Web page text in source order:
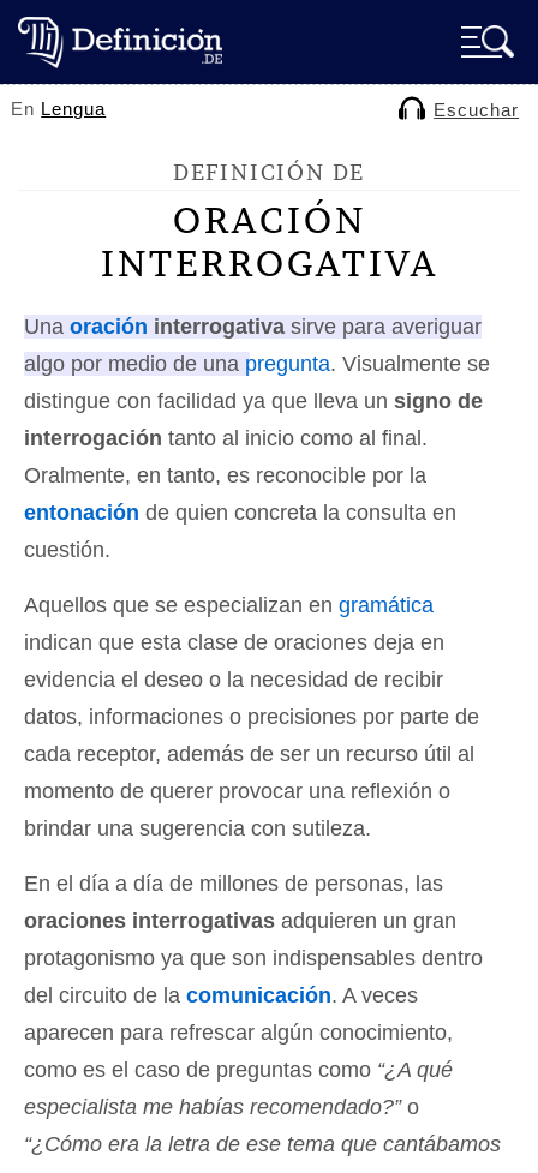
En Lengua Escuchar
DEFINICIÓN DE
ORACIÓN
INTERROGATIVA
Una oración interrogativa sirve para averiguar
algo por medio de una pregunta. Visualmente se
distingue con facilidad ya que lleva un signo de
interrogación tanto al inicio como al final.
Oralmente, en tanto, es reconocible por la
entonación de quien concreta la consulta en
cuestión.
Aquellos que se especializan en gramática
indican que esta clase de oraciones deja en
evidencia el deseo o la necesidad de recibir
datos, informaciones o precisiones por parte de
cada receptor, además de ser un recurso útil al
momento de querer provocar una reflexión o
brindar una sugerencia con sutileza.
En el día a día de millones de personas, las
oraciones interrogativas adquieren un gran
protagonismo ya que son indispensables dentro
del circuito de la comunicación. A veces
aparecen para refrescar algún conocimiento,
como es el caso de preguntas como “¿A qué
especialista me habías recomendado?”o
“¿Cómo era la letra de ese tema que cantábamos